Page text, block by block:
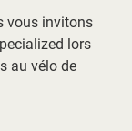
vous invitons
lors
au vélo de